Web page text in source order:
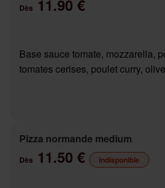
Dès 11.90 €
Base sauce tomate, mozzarella,
tomates cerises, poulet curry,
Pizza normande medium
Dès 11.50 € indisponible